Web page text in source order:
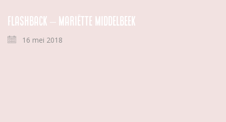
Flashback – Mariëtte Middelbeek
16 mei 2018